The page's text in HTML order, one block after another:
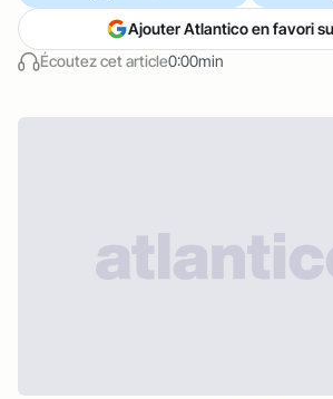
Écoutez cet article0:00min
Ajouter Atlantico en favori